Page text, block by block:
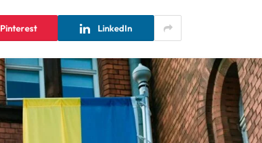
Pinterest LinkedIn